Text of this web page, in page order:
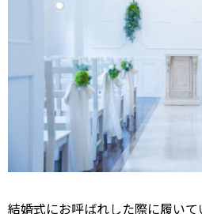
結婚式にお呼ばれした際に履い